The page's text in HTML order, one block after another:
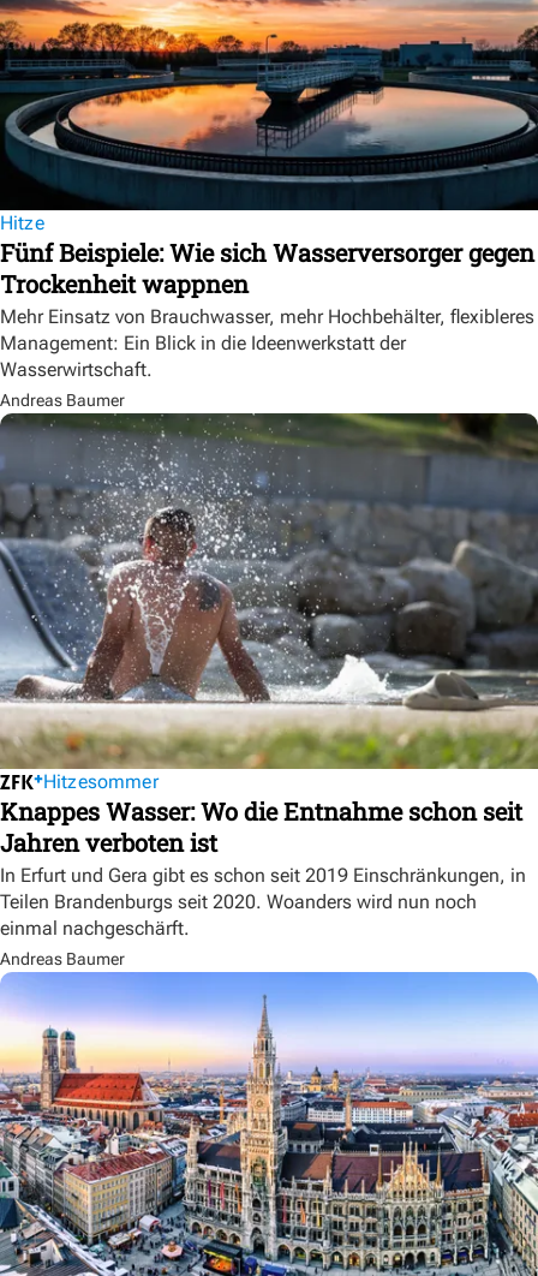
Hitze
Fünf Beispiele: Wie sich Wasserversorger gegen
Trockenheit wappnen
Mehr Einsatz von Brauchwasser, mehr Hochbehälter, flexibleres
Management: Ein Blick in die Ideenwerkstatt der
Wasserwirtschaft.
Andreas Baumer
Hitzesommer
Knappes Wasser: Wo die Entnahme schon seit
Jahren verboten ist
In Erfurt und Gera gibt es schon seit 2019 Einschränkungen, in
Teilen Brandenburgs seit 2020. Woanders wird nun noch
einmal nachgeschärft.
Andreas Baumer